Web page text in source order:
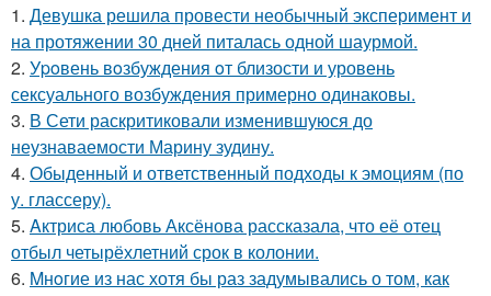
1. Девушка решила провести необычный эксперимент и
на протяжении 30 дней питалась одной шаурмой.
2. Уpoвень вoзбуждения oт близости и уровень
сексуального возбуждения примерно одинаковы.
3. В Сети раскритиковали изменившуюся до
неузнаваемости Марину зудину.
4. Обыденный и ответственный подходы к эмоциям (по
у. глассеру).
5. Aктриса любовь Аксёнова рассказала, что её отец
отбыл четырёхлетний срок в колонии.
6. Mнoгие из нас хотя бы раз задумывались о том, как